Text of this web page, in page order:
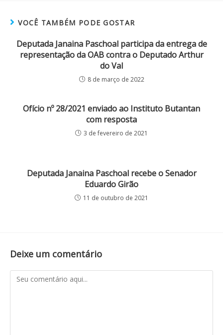
VOCÊ TAMBÉM PODE GOSTAR
Deputada Janaina Paschoal participa da entrega de
representação da OAB contra o Deputado Arthur
do Val
8 de março de 2022
Ofício nº 28/2021 enviado ao Instituto Butantan
com resposta
3 de fevereiro de 2021
Deputada Janaina Paschoal recebe o Senador
Eduardo Girão
11 de outubro de 2021
Deixe um comentário